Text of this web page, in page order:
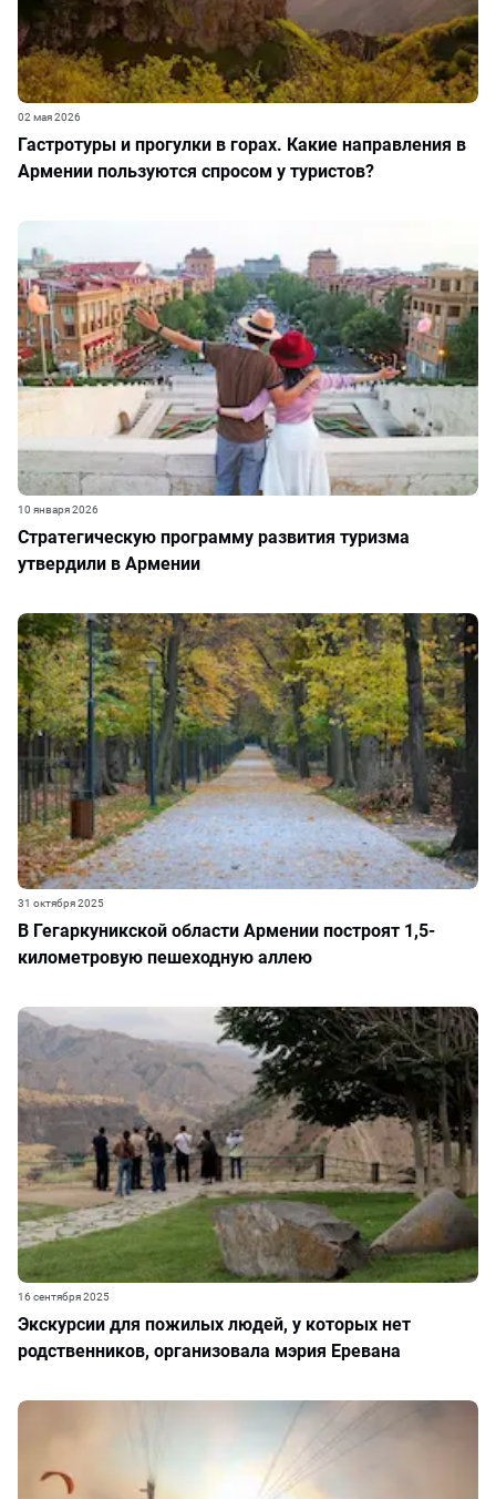
Гастротуры и прогулки в горах. Какие направления в
Армении пользуются спросом у туристов?
02 мая 2026
Стратегическую программу развития туризма
утвердили в Армении
10 января 2026
В Гегаркуникской области Армении построят 1,5-
километровую пешеходную аллею
31 октября 2025
Экскурсии для пожилых людей, у которых нет
родственников, организовала мэрия Еревана
16 сентября 2025